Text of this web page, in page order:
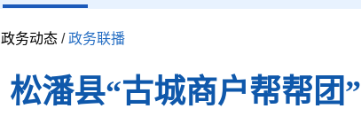
政务动态 /政务联播
松潘县“古城商户帮帮团